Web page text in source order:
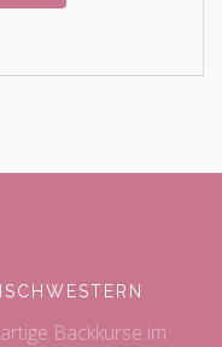
Backkurse im